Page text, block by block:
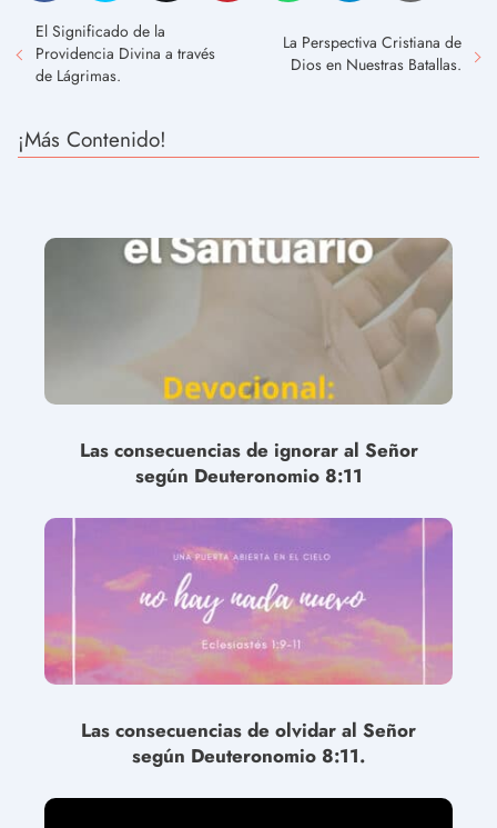
El Significado de la
Providencia Divina a través
de Lágrimas.
La Perspectiva Cristiana de
Dios en Nuestras Batallas.
¡Más Contenido!
Las consecuencias de ignorar al Señor
según Deuteronomio 8:11
Las consecuencias de olvidar al Señor
según Deuteronomio 8:11.